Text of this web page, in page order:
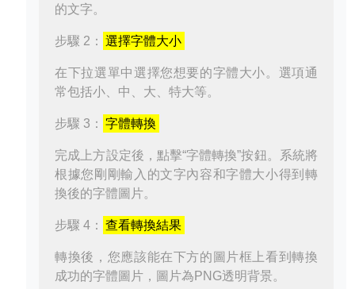
的文字。
步驟 2： 選擇字體大小
在下拉選單中選擇您想要的字體大小。選項通
常包括小、中、大、特大等。
步驟 3： 字體轉換
完成上方設定後，點擊“字體轉換”按鈕。系統將
根據您剛剛輸入的文字內容和字體大小得到轉
換後的字體圖片。
步驟 4： 查看轉換結果
轉換後，您應該能在下方的圖片框上看到轉換
成功的字體圖片，圖片為PNG透明背景。